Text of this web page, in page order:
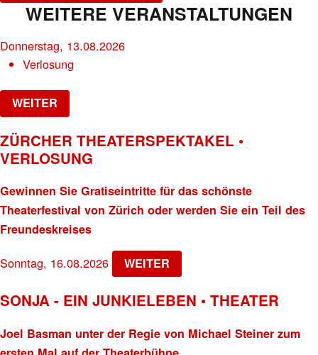
WEITERE VERANSTALTUNGEN
Donnerstag, 13.08.2026
Verlosung
WEITER
ZÜRCHER THEATERSPEKTAKEL •
VERLOSUNG
Gewinnen Sie Gratiseintritte für das schönste
Theaterfestival von Zürich oder werden Sie ein Teil des
Freundeskreises
Sonntag, 16.08.2026 WEITER
SONJA - EIN JUNKIELEBEN • THEATER
Joel Basman unter der Regie von Michael Steiner zum